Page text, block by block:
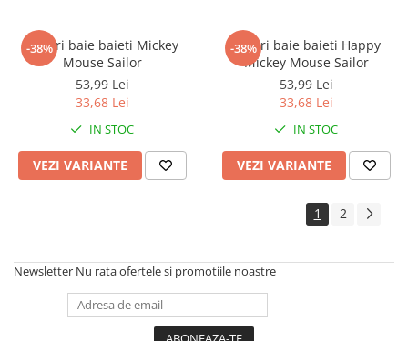
-38%
Boxeri baie baieti Mickey
Mouse Sailor
53,99 Lei
33,68 Lei
IN STOC
VEZI VARIANTE
-38%
Boxeri baie baieti Happy
Mickey Mouse Sailor
53,99 Lei
33,68 Lei
IN STOC
VEZI VARIANTE
1 2
Newsletter Nu rata ofertele si promotiile noastre